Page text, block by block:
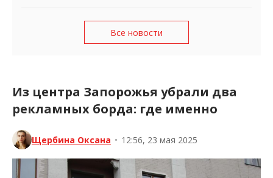
Все новости
Из центра Запорожья убрали два
рекламных борда: где именно
Щербина Оксана • 12:56, 23 мая 2025